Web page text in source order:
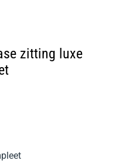
zitting luxe